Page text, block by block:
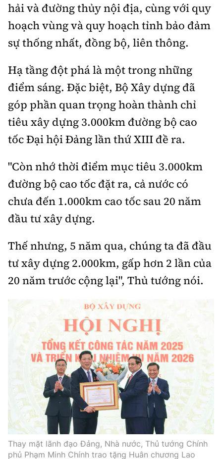
hải và đường thủy nội địa, cùng với quy
hoạch vùng và quy hoạch tỉnh bảo đảm
sự thống nhất, đồng bộ, liên thông.
Hạ tầng đột phá là một trong những
điểm sáng. Đặc biệt, Bộ Xây dựng đã
góp phần quan trọng hoàn thành chỉ
tiêu xây dựng 3.000km đường bộ cao
tốc Đại hội Đảng lần thứ XIII đề ra.
"Còn nhớ thời điểm mục tiêu 3.000km
đường bộ cao tốc đặt ra, cả nước có
chưa đến 1.000km cao tốc sau 20 năm
đầu tư xây dựng.
Thế nhưng, 5 năm qua, chúng ta đã đầu
tư xây dựng 2.000km, gấp hơn 2 lần của
20 năm trước cộng lại", Thủ tướng nói.
Thay mặt lãnh đạo Đảng, Nhà nước, Thủ tướng Chính
phủ Phạm Minh Chính trao tặng Huân chương Lao